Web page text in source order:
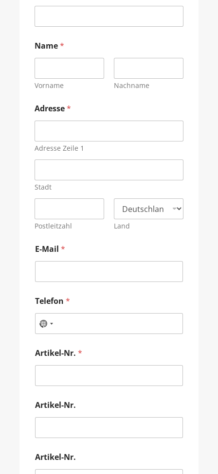
Name*
Vorname Nachname
Adresse*
Adresse Zeile 1
Stadt
Postleitzahl Land
E-Mail *
Telefon *
Artikel-Nr. *
Artikel-Nr.
Artikel-Nr.